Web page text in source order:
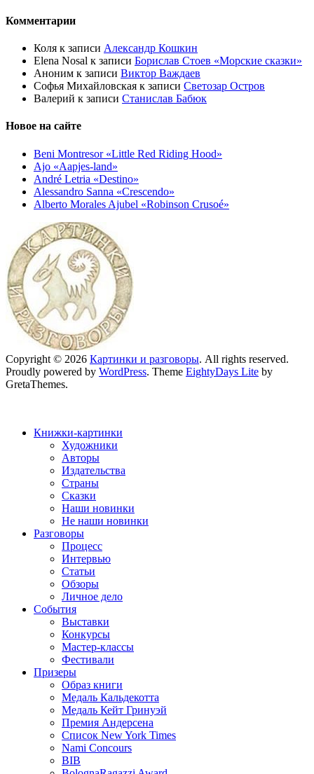
Комментарии
Коля к записи Александр Кошкин
Elena Nosal к записи Борислав Стоев «Морские сказки»
Аноним к записи Виктор Важдаев
Софья Михайловская к записи Светозар Остров
Валерий к записи Станислав Бабюк
Новое на сайте
Beni Montresor «Little Red Riding Hood»
Ajo «Aapjes-land»
André Letria «Destino»
Alessandro Sanna «Crescendo»
Alberto Morales Ajubel «Robinson Crusoé»
Copyright © 2026 Картинки и разговоры. All rights reserved.
Proudly powered by WordPress. Theme EightyDays Lite by
GretaThemes.
Книжки-картинки
Художники
Авторы
Издательства
Страны
Сказки
Наши новинки
Не наши новинки
Разговоры
Процесс
Интервью
Статьи
Обзоры
Личное дело
События
Выставки
Конкурсы
Мастер-классы
Фестивали
Призеры
Образ книги
Медаль Кальдекотта
Медаль Кейт Гринуэй
Премия Андерсена
Список New York Times
Nami Concours
BIB